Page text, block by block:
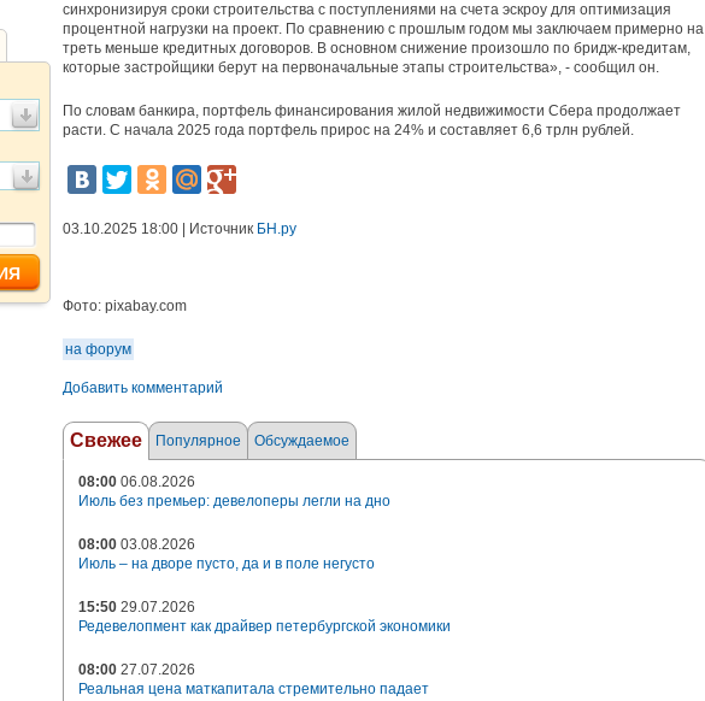
синхронизируя сроки строительства с поступлениями на счета эскроу для оптимизация
процентной нагрузки на проект. По сравнению с прошлым годом мы заключаем примерно на
треть меньше кредитных договоров. В основном снижение произошло по бридж-кредитам,
которые застройщики берут на первоначальные этапы строительства», - сообщил он.
По словам банкира, портфель финансирования жилой недвижимости Сбера продолжает
расти. С начала 2025 года портфель прирос на 24% и составляет 6,6 трлн рублей.
03.10.2025 18:00 | Источник БН.ру
Фото: pixabay.com
на форум
Добавить комментарий
Свежее Популярное Обсуждаемое
08:00 06.08.2026
Июль без премьер: девелоперы легли на дно
08:00 03.08.2026
Июль – на дворе пусто, да и в поле негусто
15:50 29.07.2026
Редевелопмент как драйвер петербургской экономики
08:00 27.07.2026
Реальная цена маткапитала стремительно падает